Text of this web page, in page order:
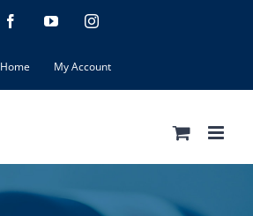
FacebookYouTubeInstagram
Home My Account